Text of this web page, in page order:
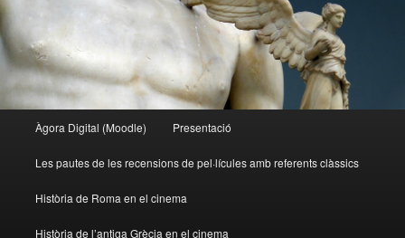
principal
Aneu
al
contingut
Àgora Digital (Moodle) Presentació
Les pautes de les recensions de pel·lícules amb referents clàssics
Història de Roma en el cinema
Història de l’antiga Grècia en el cinema